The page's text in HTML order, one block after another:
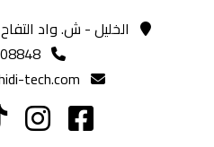
الخليل - ش. واد التفاح -